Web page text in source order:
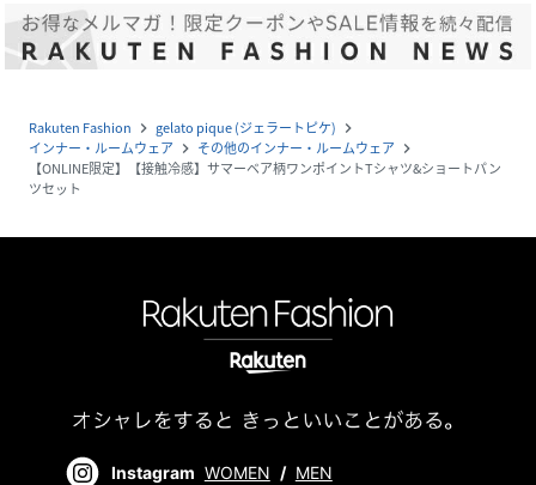
Rakuten Fashion navigate_next gelato pique (ジェラートピケ) navigate_next
インナー・ルームウェア navigate_next その他のインナー・ルームウェア navigate_next
【ONLINE限定】【接触冷感】サマーベア柄ワンポイントTシャツ&ショートパン
ツセット
Instagram WOMEN / MEN